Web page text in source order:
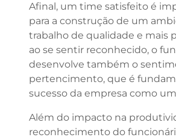
Afinal, um time satisfeito é
para a construção de um
trabalho de qualidade e mais
ao se sentir reconhecido, o
desenvolve também o
pertencimento, que é
sucesso da empresa como
Além do impacto na
reconhecimento do